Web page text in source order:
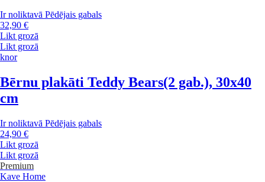
Ir noliktavā Pēdējais gabals
32,90 €
Likt grozā
Likt grozā
knor
Bērnu plakāti Teddy Bears(2 gab.), 30x40
cm
Ir noliktavā Pēdējais gabals
24,90 €
Likt grozā
Likt grozā
Premium
Kave Home